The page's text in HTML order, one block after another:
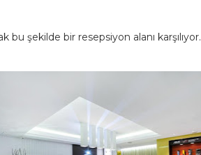
bu şekilde bir resepsiyon alanı karşılıyor.